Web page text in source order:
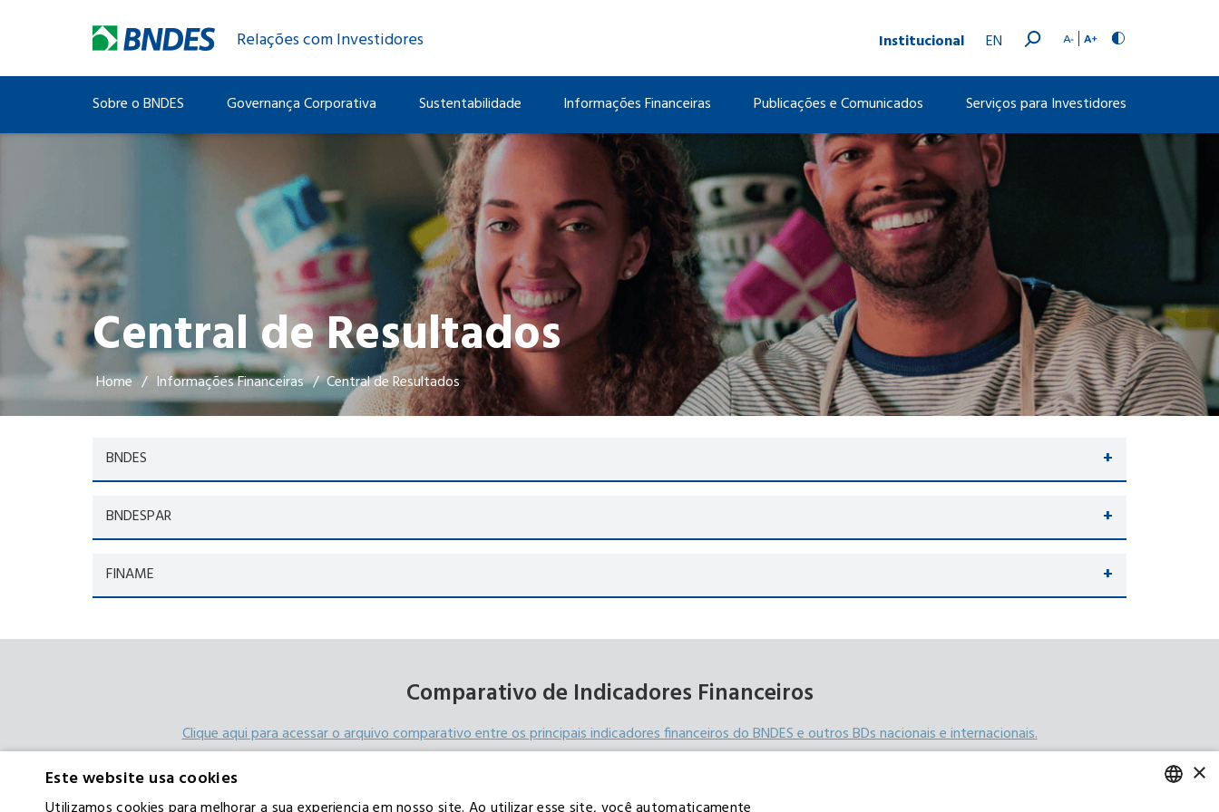
Relações com Investidores Institucional EN
Sobre o BNDES Governança Corporativa Sustentabilidade Informações Financeiras Publicações e Comunicados Serviços para Investidores
Central de Resultados
Home / Informações Financeiras / Central de Resultados
BNDES
BNDESPAR
FINAME
Comparativo de Indicadores Financeiros
Clique aqui para acessar o arquivo comparativo entre os principais indicadores financeiros do BNDES e outros BDs nacionais e internacionais.
×
Este website usa cookies